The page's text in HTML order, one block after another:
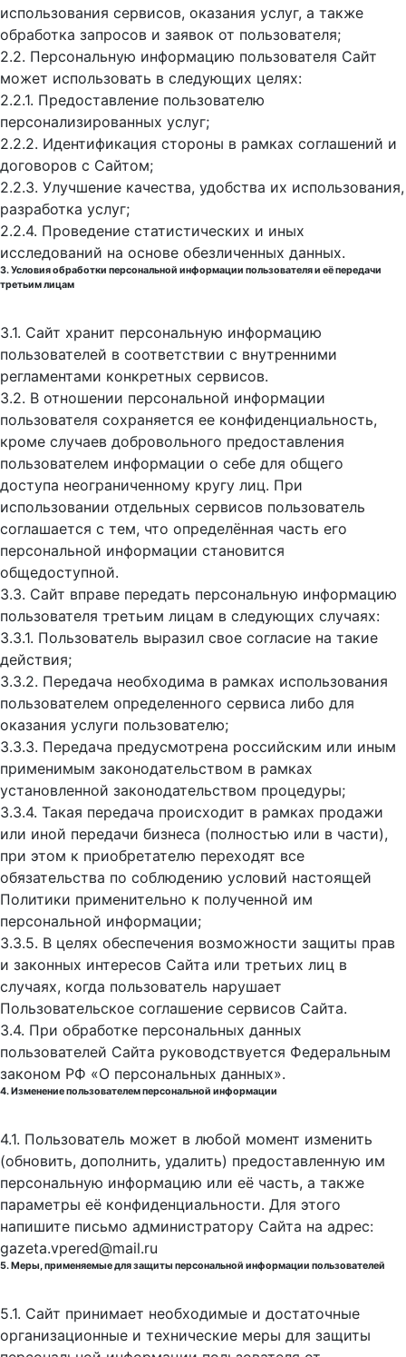
использования сервисов, оказания услуг, а также
обработка запросов и заявок от пользователя;
2.2. Персональную информацию пользователя Сайт
может использовать в следующих целях:
2.2.1. Предоставление пользователю
персонализированных услуг;
2.2.2. Идентификация стороны в рамках соглашений и
договоров с Сайтом;
2.2.3. Улучшение качества, удобства их использования,
разработка услуг;
2.2.4. Проведение статистических и иных
исследований на основе обезличенных данных.
3. Условия обработки персональной информации пользователя и её передачи
третьим лицам
3.1. Сайт хранит персональную информацию
пользователей в соответствии с внутренними
регламентами конкретных сервисов.
3.2. В отношении персональной информации
пользователя сохраняется ее конфиденциальность,
кроме случаев добровольного предоставления
пользователем информации о себе для общего
доступа неограниченному кругу лиц. При
использовании отдельных сервисов пользователь
соглашается с тем, что определённая часть его
персональной информации становится
общедоступной.
3.3. Сайт вправе передать персональную информацию
пользователя третьим лицам в следующих случаях:
3.3.1. Пользователь выразил свое согласие на такие
действия;
3.3.2. Передача необходима в рамках использования
пользователем определенного сервиса либо для
оказания услуги пользователю;
3.3.3. Передача предусмотрена российским или иным
применимым законодательством в рамках
установленной законодательством процедуры;
3.3.4. Такая передача происходит в рамках продажи
или иной передачи бизнеса (полностью или в части),
при этом к приобретателю переходят все
обязательства по соблюдению условий настоящей
Политики применительно к полученной им
персональной информации;
3.3.5. В целях обеспечения возможности защиты прав
и законных интересов Сайта или третьих лиц в
случаях, когда пользователь нарушает
Пользовательское соглашение сервисов Сайта.
3.4. При обработке персональных данных
пользователей Сайта руководствуется Федеральным
законом РФ «О персональных данных».
4. Изменение пользователем персональной информации
4.1. Пользователь может в любой момент изменить
(обновить, дополнить, удалить) предоставленную им
персональную информацию или её часть, а также
параметры её конфиденциальности. Для этого
напишите письмо администратору Сайта на адрес:
gazeta.vpered@mail.ru
5. Меры, применяемые для защиты персональной информации пользователей
5.1. Сайт принимает необходимые и достаточные
организационные и технические меры для защиты